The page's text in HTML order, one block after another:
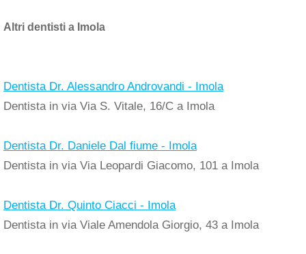
Altri dentisti a Imola
Dentista Dr. Alessandro Androvandi - Imola
Dentista in via Via S. Vitale, 16/C a Imola
Dentista Dr. Daniele Dal fiume - Imola
Dentista in via Via Leopardi Giacomo, 101 a Imola
Dentista Dr. Quinto Ciacci - Imola
Dentista in via Viale Amendola Giorgio, 43 a Imola